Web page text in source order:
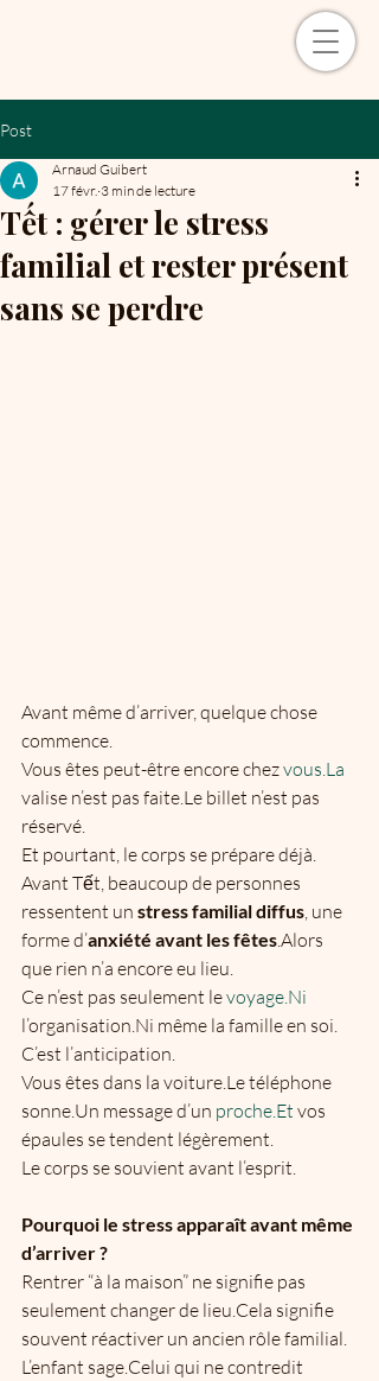
Post
Tết : gérer le stress
familial et rester présent
sans se perdre
Arnaud Guibert
17 févr. 3 min de lecture
Avant même d’arriver, quelque chose
commence.
Vous êtes peut-être encore chez vous.La
valise n’est pas faite.Le billet n’est pas
réservé.
Et pourtant, le corps se prépare déjà.
Avant Tết, beaucoup de personnes
ressentent un stress familial diffus, une
forme d’anxiété avant les fêtes.Alors
que rien n’a encore eu lieu.
Ce n’est pas seulement le voyage.Ni
l’organisation.Ni même la famille en soi.
C’est l’anticipation.
Vous êtes dans la voiture.Le téléphone
sonne.Un message d’un proche.Et vos
épaules se tendent légèrement.
Le corps se souvient avant l’esprit.
Pourquoi le stress apparaît avant même
d’arriver ?
Rentrer “à la maison” ne signifie pas
seulement changer de lieu.Cela signifie
souvent réactiver un ancien rôle familial.
L’enfant sage.Celui qui ne contredit